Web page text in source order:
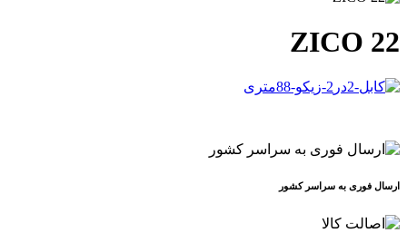
ZICO 22
ارسال فوری به سراسر کشور